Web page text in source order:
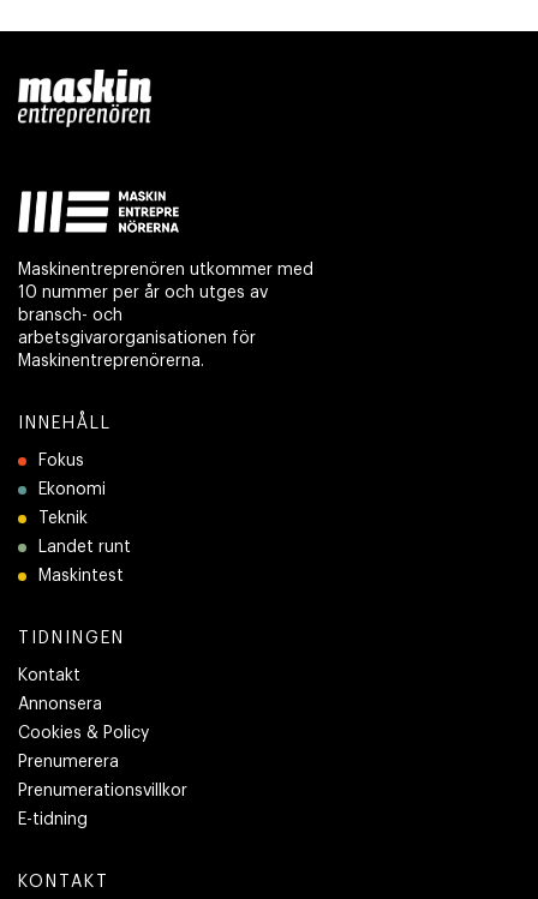
Maskinentreprenören utkommer med
10 nummer per år och utges av
bransch- och
arbetsgivarorganisationen för
Maskinentreprenörerna.
INNEHÅLL
Fokus
Ekonomi
Teknik
Landet runt
Maskintest
TIDNINGEN
Kontakt
Annonsera
Cookies & Policy
Prenumerera
Prenumerationsvillkor
E-tidning
KONTAKT